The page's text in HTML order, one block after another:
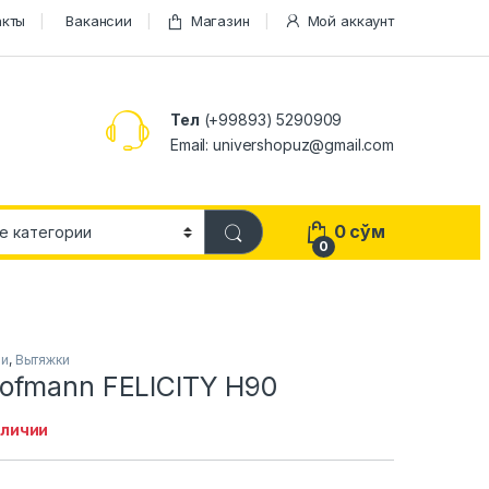
Вакансии Магазин Мой аккаунт
Тел (+99893) 5290909
Email: univershopuz@gmail.com
0
0 сўм
, Вытяжки
FELICITY H90